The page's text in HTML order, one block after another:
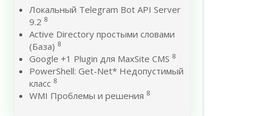
Локальный Telegram Bot API Server
9.2 8
Active Directory простыми словами
(База) 8
Google +1 Plugin для MaxSite CMS 8
PowerShell: Get-Net* Недопустимый
класс 8
WMI Проблемы и решения 8